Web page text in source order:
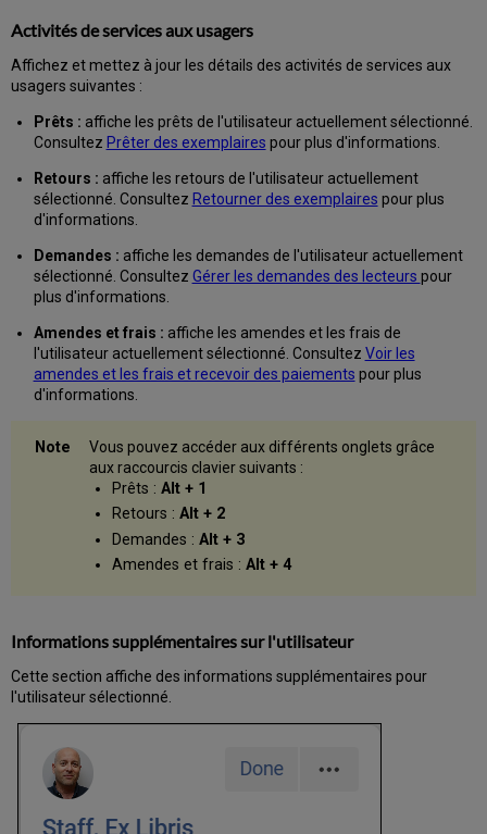
prêts
Filtrer
les
Trier
les
Consulter
l'historique
prêt
spécifique
Comment
la
file
d'attente
des
pour
un
exemplaire
Voir
les
règles
des
d'affichage
pour
les
prêts
Exporter
prêts
Travailler
prêts
Activités de services aux usagers
Affichez et mettez à jour les détails des activités de services aux
usagers suivantes :
Prêts : affiche les prêts de l'utilisateur actuellement sélectionné.
Consultez Prêter des exemplaires pour plus d'informations.
Retours : affiche les retours de l'utilisateur actuellement
sélectionné. Consultez Retourner des exemplaires pour plus
d'informations.
Demandes : affiche les demandes de l'utilisateur actuellement
sélectionné. Consultez Gérer les demandes des lecteurs pour
plus d'informations.
Amendes et frais : affiche les amendes et les frais de
l'utilisateur actuellement sélectionné. Consultez Voir les
amendes et les frais et recevoir des paiements pour plus
d'informations.
Vous pouvez accéder aux différents onglets grâce
aux raccourcis clavier suivants :
Prêts : Alt + 1
Retours : Alt + 2
Demandes : Alt + 3
Amendes et frais : Alt + 4
Informations supplémentaires sur l'utilisateur
Cette section affiche des informations supplémentaires pour
l'utilisateur sélectionné.